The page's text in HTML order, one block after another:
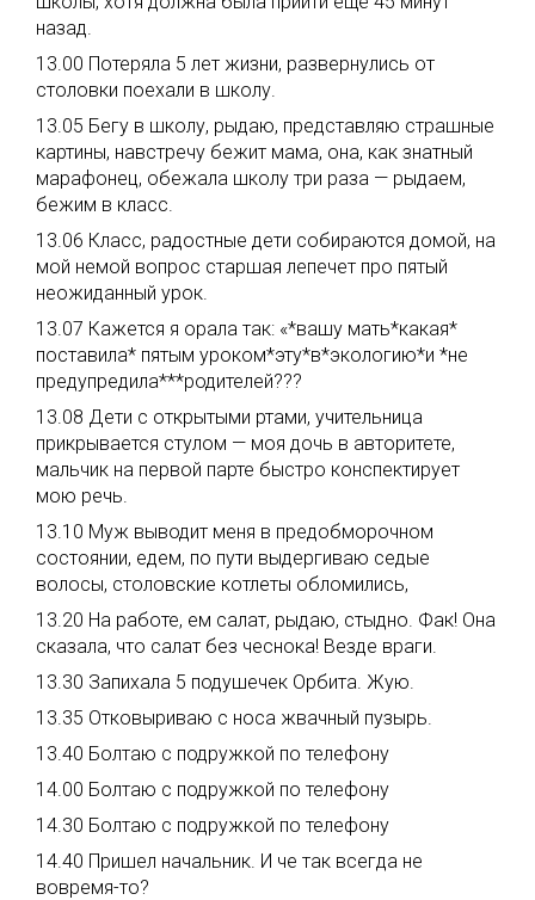
назад.
13.00 Потеряла 5 лет жизни, развернулись от
столовки поехали в школу.
13.05 Бегу в школу, рыдаю, представляю страшные
картины, навстречу бежит мама, она, как знатный
марафонец, обежала школу три раза — рыдаем,
бежим в класс.
13.06 Класс, радостные дети собираются домой, на
мой немой вопрос старшая лепечет про пятый
неожиданный урок.
13.07 Кажется я орала так: «*вашу мать*какая*
поставила* пятым уроком*эту*в*экологию*и *не
предупредила***родителей???
13.08 Дети с открытыми ртами, учительница
прикрывается стулом — моя дочь в авторитете,
мальчик на первой парте быстро конспектирует
мою речь.
13.10 Муж выводит меня в предобморочном
состоянии, едем, по пути выдергиваю седые
волосы, столовские котлеты обломились,
13.20 На работе, ем салат, рыдаю, стыдно. Фак! Она
сказала, что салат без чеснока! Везде враги.
13.30 Запихала 5 подушечек Орбита. Жую.
13.35 Отковыриваю с носа жвачный пузырь.
13.40 Болтаю с подружкой по телефону
14.00 Болтаю с подружкой по телефону
14.30 Болтаю с подружкой по телефону
14.40 Пришел начальник. И че так всегда не
вовремя-то?